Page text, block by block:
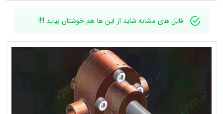
فایل های مشابه شاید از این ها هم خوشتان بیاید !!!!